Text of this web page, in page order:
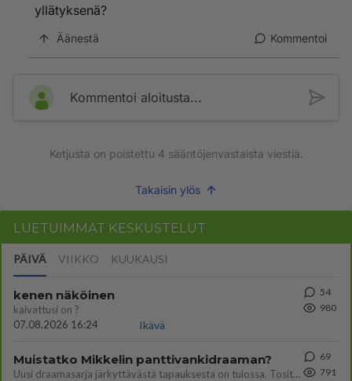
yllätyksenä?
Äänestä Kommentoi
Kommentoi aloitusta...
Ketjusta on poistettu 4 sääntöjenvastaista viestiä.
Takaisin ylös
LUETUIMMAT KESKUSTELUT
PÄIVÄ VIIKKO KUUKAUSI
kenen näköinen
kaivattusi on ?
07.08.2026 16:24
Ikävä
54
980
Muistatko Mikkelin panttivankidraaman?
Uusi draamasarja järkyttävästä tapauksesta on tulossa. Tositapahtumiin perustuva sarja ammentaa vuoden 1986 Mikkelin pan
69
791